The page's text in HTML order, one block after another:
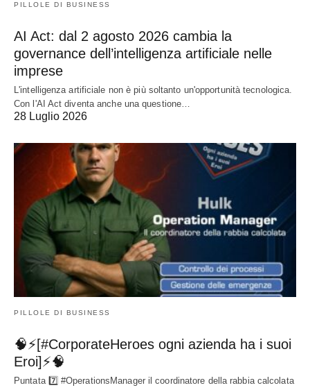
PILLOLE DI BUSINESS
AI Act: dal 2 agosto 2026 cambia la
governance dell’intelligenza artificiale nelle
imprese
L'intelligenza artificiale non è più soltanto un'opportunità tecnologica.
Con l'AI Act diventa anche una questione…
28 Luglio 2026
PILLOLE DI BUSINESS
🧠⚡[#CorporateHeroes ogni azienda ha i suoi
Eroi]⚡🧠
Puntata 7️⃣ #OperationsManager il coordinatore della rabbia calcolata